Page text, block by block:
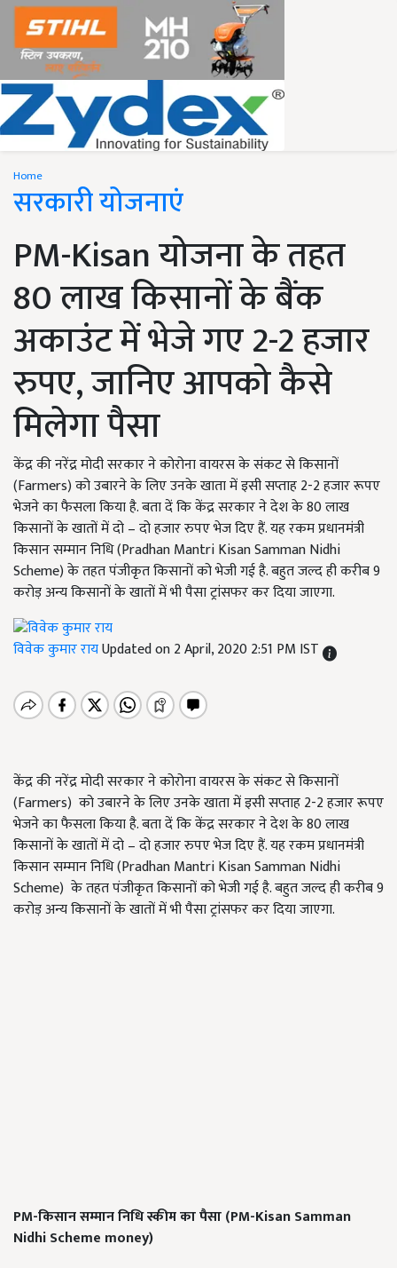
Home
सरकारी योजनाएं
PM-Kisan योजना के तहत
80 लाख किसानों के बैंक
अकाउंट में भेजे गए 2-2 हजार
रुपए, जानिए आपको कैसे
मिलेगा पैसा
केंद्र की नरेंद्र मोदी सरकार ने कोरोना वायरस के संकट से किसानों
(Farmers) को उबारने के लिए उनके खाता में इसी सप्ताह 2-2 हजार रूपए
भेजने का फैसला किया है. बता दें कि केंद्र सरकार ने देश के 80 लाख
किसानों के खातों में दो – दो हजार रुपए भेज दिए हैं. यह रकम प्रधानमंत्री
किसान सम्मान निधि (Pradhan Mantri Kisan Samman Nidhi
Scheme) के तहत पंजीकृत किसानों को भेजी गई है. बहुत जल्द ही करीब 9
करोड़ अन्य किसानों के खातों में भी पैसा ट्रांसफर कर दिया जाएगा.
विवेक कुमार रायUpdated on 2 April, 2020 2:51 PM IST
केंद्र की नरेंद्र मोदी सरकार ने कोरोना वायरस के संकट से किसानों
(Farmers) को उबारने के लिए उनके खाता में इसी सप्ताह 2-2 हजार रूपए
भेजने का फैसला किया है. बता दें कि केंद्र सरकार ने देश के 80 लाख
किसानों के खातों में दो – दो हजार रुपए भेज दिए हैं. यह रकम प्रधानमंत्री
किसान सम्मान निधि (Pradhan Mantri Kisan Samman Nidhi
Scheme) के तहत पंजीकृत किसानों को भेजी गई है. बहुत जल्द ही करीब 9
करोड़ अन्य किसानों के खातों में भी पैसा ट्रांसफर कर दिया जाएगा.
PM-किसान सम्मान निधि स्कीम का पैसा (PM-Kisan Samman
Nidhi Scheme money)